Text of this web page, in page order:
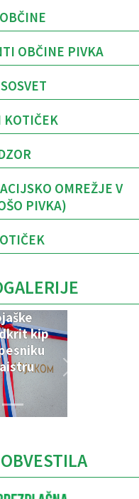
OBČINE PIVKA
KOTIČEK
OMREŽJE V
PIVKA)
kip